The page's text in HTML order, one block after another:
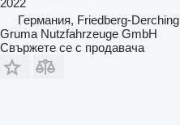
Германия, Friedberg-Derching
Gruma Nutzfahrzeuge GmbH
Свържете се с продавача